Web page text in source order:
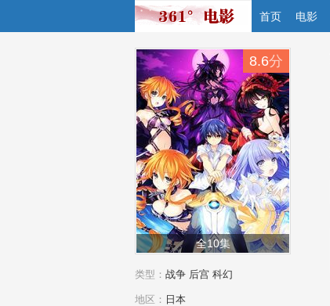
首页 电影
8.6分
全10集
类型： 战争 后宫 科幻
地区： 日本